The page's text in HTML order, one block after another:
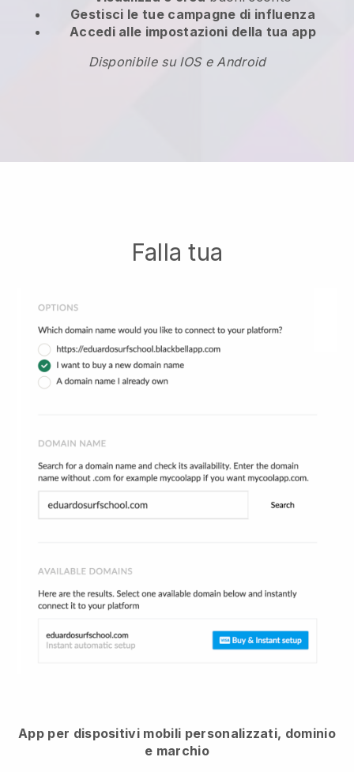
Gestisci le tue campagne di influenza
Accedi alle impostazioni della tua app
Disponibile su IOS e Android
Falla tua
App per dispositivi mobili personalizzati, dominio
e marchio